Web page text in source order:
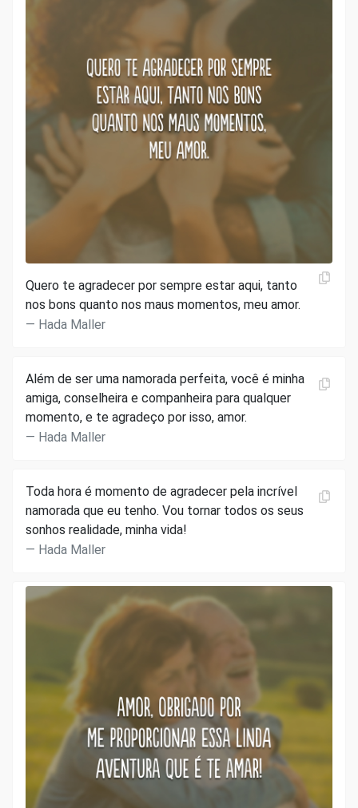
Quero te agradecer por sempre estar aqui, tanto
nos bons quanto nos maus momentos, meu amor.
Hada Maller
Além de ser uma namorada perfeita, você é minha
amiga, conselheira e companheira para qualquer
momento, e te agradeço por isso, amor.
Hada Maller
Toda hora é momento de agradecer pela incrível
namorada que eu tenho. Vou tornar todos os seus
sonhos realidade, minha vida!
Hada Maller